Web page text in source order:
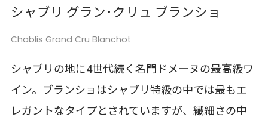
シャブリ グラン･クリュ ブランショ
Chablis Grand Cru Blanchot
シャブリの地に4世代続く名門ドメーヌの最高級ワ
イン。ブランショはシャブリ特級の中では最もエ
レガントなタイプとされていますが、繊細さの中